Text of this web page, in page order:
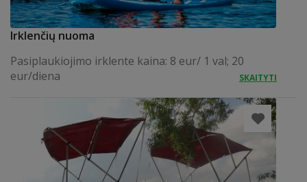
Irklenčių nuoma
Pasiplaukiojimo irklente kaina: 8 eur/ 1 val; 20
eur/diena
SKAITYTI